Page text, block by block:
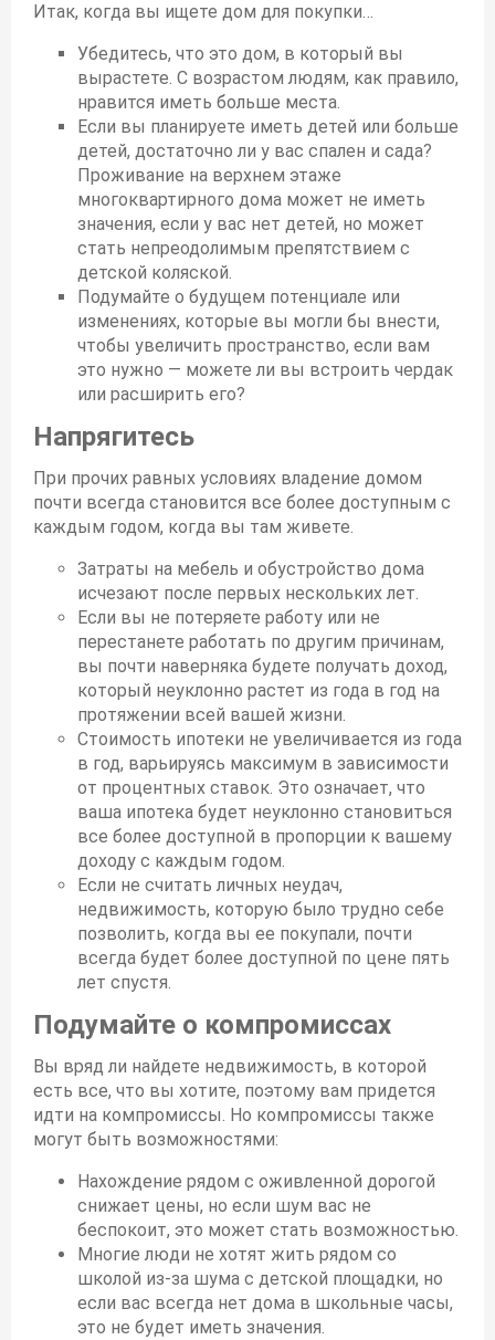
Итак, когда вы ищете дом для покупки…
Убедитесь, что это дом, в который вы
вырастете. С возрастом людям, как правило,
нравится иметь больше места.
Если вы планируете иметь детей или больше
детей, достаточно ли у вас спален и сада?
Проживание на верхнем этаже
многоквартирного дома может не иметь
значения, если у вас нет детей, но может
стать непреодолимым препятствием с
детской коляской.
Подумайте о будущем потенциале или
изменениях, которые вы могли бы внести,
чтобы увеличить пространство, если вам
это нужно — можете ли вы встроить чердак
или расширить его?
Напрягитесь
При прочих равных условиях владение домом
почти всегда становится все более доступным с
каждым годом, когда вы там живете.
Затраты на мебель и обустройство дома
исчезают после первых нескольких лет.
Если вы не потеряете работу или не
перестанете работать по другим причинам,
вы почти наверняка будете получать доход,
который неуклонно растет из года в год на
протяжении всей вашей жизни.
Стоимость ипотеки не увеличивается из года
в год, варьируясь максимум в зависимости
от процентных ставок. Это означает, что
ваша ипотека будет неуклонно становиться
все более доступной в пропорции к вашему
доходу с каждым годом.
Если не считать личных неудач,
недвижимость, которую было трудно себе
позволить, когда вы ее покупали, почти
всегда будет более доступной по цене пять
лет спустя.
Подумайте о компромиссах
Вы вряд ли найдете недвижимость, в которой
есть все, что вы хотите, поэтому вам придется
идти на компромиссы. Но компромиссы также
могут быть возможностями:
Нахождение рядом с оживленной дорогой
снижает цены, но если шум вас не
беспокоит, это может стать возможностью.
Многие люди не хотят жить рядом со
школой из-за шума с детской площадки, но
если вас всегда нет дома в школьные часы,
это не будет иметь значения.